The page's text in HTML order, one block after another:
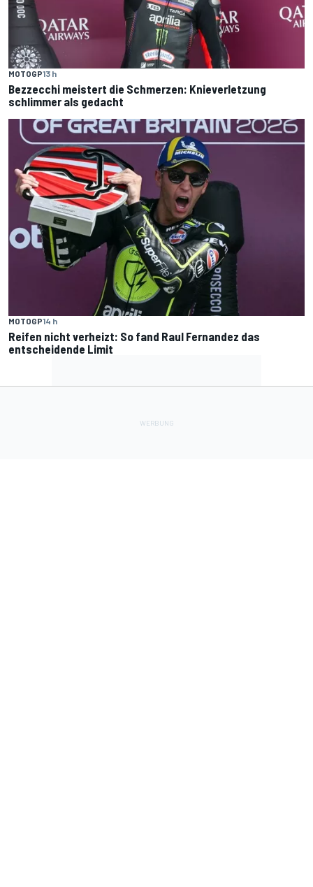
MOTOGP13 h
Bezzecchi meistert die Schmerzen: Knieverletzung
schlimmer als gedacht
MOTOGP14 h
Reifen nicht verheizt: So fand Raul Fernandez das
entscheidende Limit